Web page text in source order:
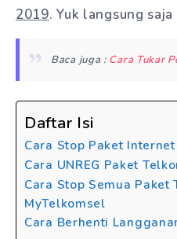
2019. Yuk langsung
Baca juga : Cara Tukar
Daftar Isi
Cara Stop Paket
Cara UNREG Paket
Cara Stop Semua
MyTelkomsel
Cara Berhenti